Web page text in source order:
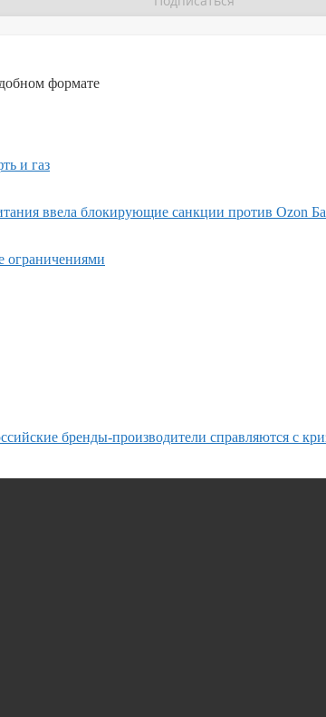
формате
и газ
ввела блокирующие санкции против Ozon
ограничениями
бренды-производители справляются с